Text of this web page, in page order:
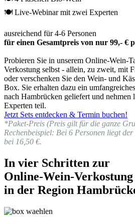
🍽 Live-Webinar mit zwei Experten
ausreichend für 4-6 Personen
für einen Gesamtpreis von nur 99,- €
Probieren Sie in unserem Online-Wein-
Verkostung selbst - allein, zu zweit, mit
oder verschenken Sie den Wein- und
Box. Sie erhalten dazu ein
nach Hambrücken geliefert und
Experten teil.
Jetzt Sets entdecken & Termin buchen!
*Paket-Preis (Preis gilt für die ganze
Rechenbeispiel: Bei 6 Personen liegt
bei 16,50 €.
In vier Schritten zur
Online-Wein-
in der Region